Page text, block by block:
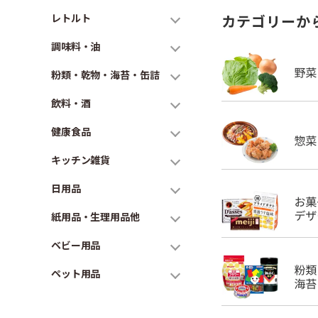
レトルト
調味料・油
粉類・乾物・海苔・缶詰
飲料・酒
健康食品
キッチン雑貨
日用品
紙用品・生理用品他
ベビー用品
ペット用品
カテゴリーか